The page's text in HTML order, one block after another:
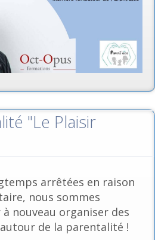
"Le Plaisir
arrêtées en raison
nous sommes
nouveau organiser des
de la parentalité !